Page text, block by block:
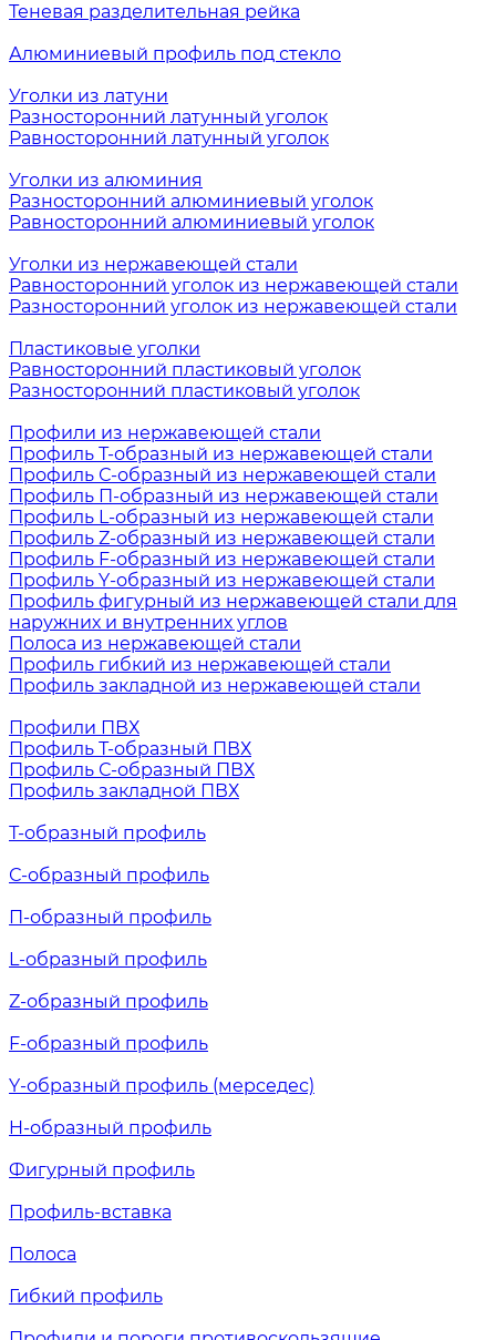
Теневая разделительная рейка
Алюминиевый профиль под стекло
Уголки из латуни
Разносторонний латунный уголок
Равносторонний латунный уголок
Уголки из алюминия
Разносторонний алюминиевый уголок
Равносторонний алюминиевый уголок
Уголки из нержавеющей стали
Равносторонний уголок из нержавеющей стали
Разносторонний уголок из нержавеющей стали
Пластиковые уголки
Равносторонний пластиковый уголок
Разносторонний пластиковый уголок
Профили из нержавеющей стали
Профиль Т-образный из нержавеющей стали
Профиль С-образный из нержавеющей стали
Профиль П-образный из нержавеющей стали
Профиль L-образный из нержавеющей стали
Профиль Z-образный из нержавеющей стали
Профиль F-образный из нержавеющей стали
Профиль Y-образный из нержавеющей стали
Профиль фигурный из нержавеющей стали для
наружних и внутренних углов
Полоса из нержавеющей стали
Профиль гибкий из нержавеющей стали
Профиль закладной из нержавеющей стали
Профили ПВХ
Профиль Т-образный ПВХ
Профиль С-образный ПВХ
Профиль закладной ПВХ
Т-образный профиль
С-образный профиль
П-образный профиль
L-образный профиль
Z-образный профиль
F-образный профиль
Y-образный профиль (мерседес)
H-образный профиль
Фигурный профиль
Профиль-вставка
Полоса
Гибкий профиль